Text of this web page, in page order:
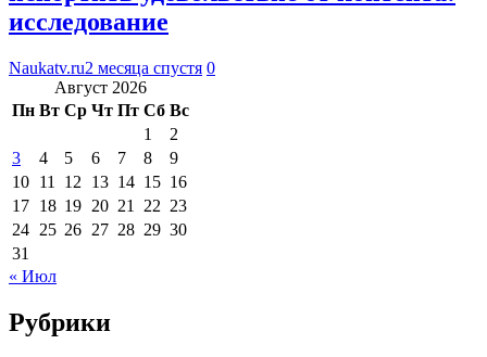
исследование
Naukatv.ru2 месяца спустя 0
Август 2026
Пн Вт Ср Чт Пт Сб Вс
1
2
3
4 5 6 7 8
9
10 11 12 13 14 15 16
17 18 19 20 21 22 23
24 25 26 27 28 29 30
31
« Июл
Рубрики